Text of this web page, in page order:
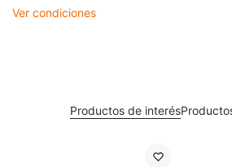
Ver condiciones
Productos de interés